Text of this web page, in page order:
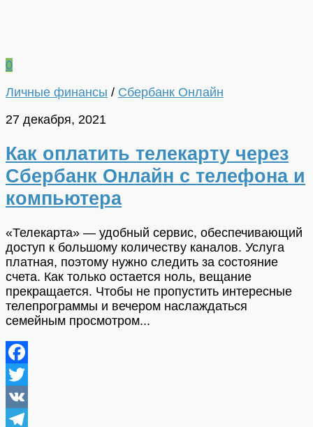
0
Личные финансы / Сбербанк Онлайн
27 декабря, 2021
Как оплатить телекарту через
Сбербанк Онлайн с телефона и
компьютера
«Телекарта» — удобный сервис, обеспечивающий
доступ к большому количеству каналов. Услуга
платная, поэтому нужно следить за состояние
счета. Как только остается ноль, вещание
прекращается. Чтобы не пропустить интересные
телепрограммы и вечером наслаждаться
семейным просмотром...
Facebook
Twitter
VK